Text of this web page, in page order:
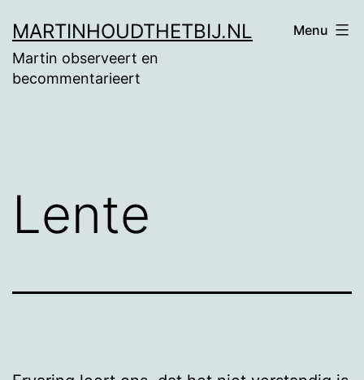
naar
de
MARTINHOUDTHETBIJ.NL
Martin observeert en
becommentarieert
Menu
Lente